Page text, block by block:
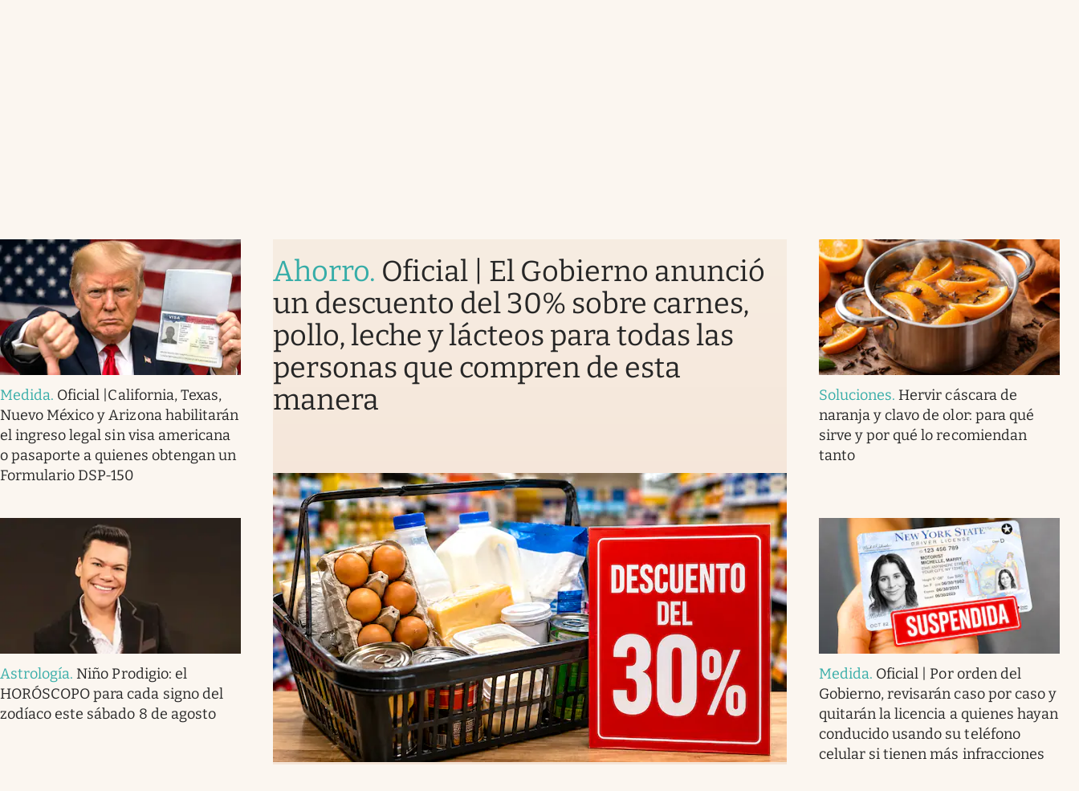
Medida. Oficial |California, Texas,
Nuevo México y Arizona habilitarán
el ingreso legal sin visa americana
o pasaporte a quienes obtengan un
Formulario DSP-150
Ahorro. Oficial | El Gobierno anunció
un descuento del 30% sobre carnes,
pollo, leche y lácteos para todas las
personas que compren de esta
manera
Soluciones. Hervir cáscara de
naranja y clavo de olor: para qué
sirve y por qué lo recomiendan
tanto
Astrología. Niño Prodigio: el
HORÓSCOPO para cada signo del
zodíaco este sábado 8 de agosto
Medida. Oficial | Por orden del
Gobierno, revisarán caso por caso y
quitarán la licencia a quienes hayan
conducido usando su teléfono
celular si tienen más infracciones